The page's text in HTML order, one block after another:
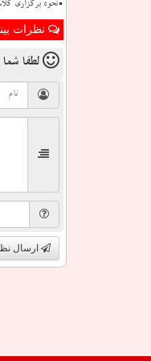
نحوه برگزاری
نظرات
لطفا
ارسال